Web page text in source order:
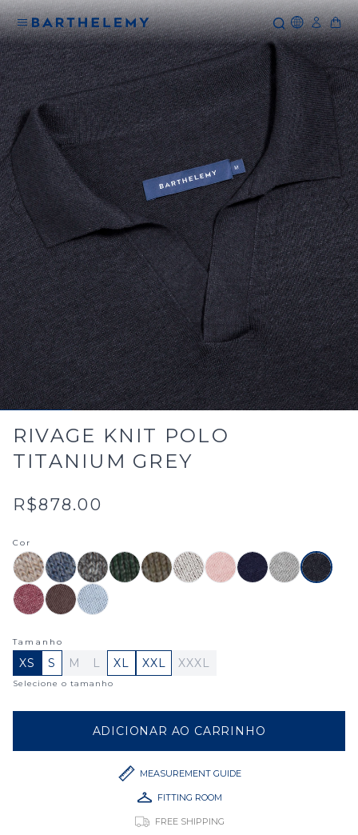
Icone
RIVAGE KNIT POLO
TITANIUM GREY
R$878.00
Cor
Tamanho
XS S M L XL XXL XXXL
Selecione o tamanho
ADICIONAR AO CARRINHO
MEASUREMENT GUIDE
FITTING ROOM
FREE SHIPPING